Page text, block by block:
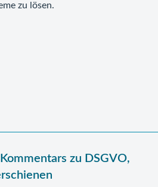
zu lösen.
zu DSGVO,